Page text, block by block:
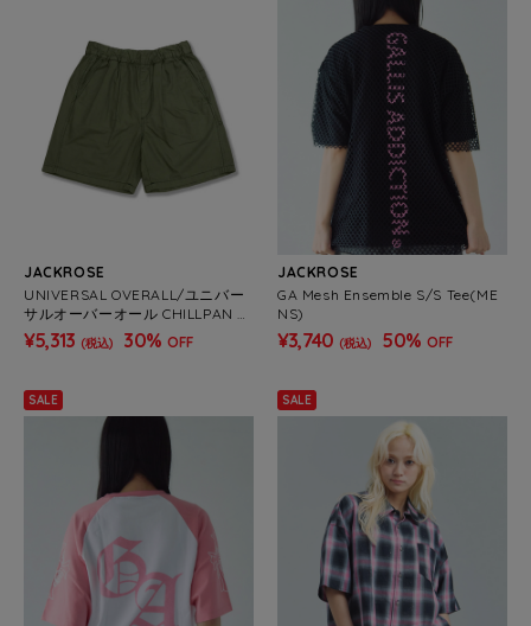
JACKROSE
UNIVERSAL OVERALL/ユニバー
サルオーバーオール CHILLPAN T
APERED SHORTS(MENS)
¥5,313 (税込) 30% OFF
JACKROSE
GA Mesh Ensemble S/S Tee(ME
NS)
¥3,740 (税込) 50% OFF
SALE SALE